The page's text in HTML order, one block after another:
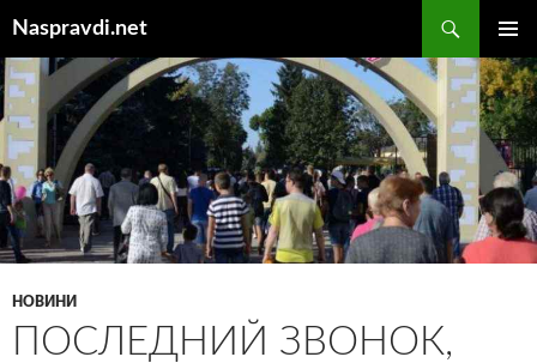
вмісту
Naspravdi.net
МЕНЮ
НОВИНИ
ПОСЛЕДНИЙ ЗВОНОК,